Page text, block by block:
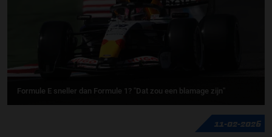
Formule E sneller dan Formule 1? "Dat zou een blamage zijn"
11-02-2026